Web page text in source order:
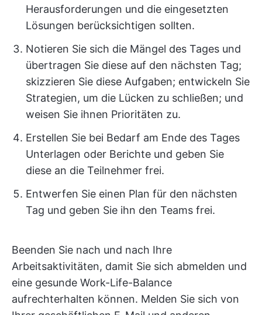
Herausforderungen und die eingesetzten
Lösungen berücksichtigen sollten.
Notieren Sie sich die Mängel des Tages und
übertragen Sie diese auf den nächsten Tag;
skizzieren Sie diese Aufgaben; entwickeln Sie
Strategien, um die Lücken zu schließen; und
weisen Sie ihnen Prioritäten zu.
Erstellen Sie bei Bedarf am Ende des Tages
Unterlagen oder Berichte und geben Sie
diese an die Teilnehmer frei.
Entwerfen Sie einen Plan für den nächsten
Tag und geben Sie ihn den Teams frei.
Beenden Sie nach und nach Ihre
Arbeitsaktivitäten, damit Sie sich abmelden und
eine gesunde Work-Life-Balance
aufrechterhalten können. Melden Sie sich von